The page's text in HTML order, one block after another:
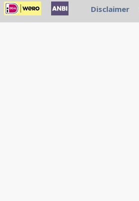
Disclaimer